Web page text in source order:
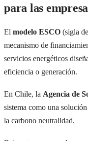
para las
El modelo ESCO (sigla de
mecanismo de
servicios energéticos
eficiencia o generación.
En Chile, la Agencia de
sistema como una
la carbono neutralidad.